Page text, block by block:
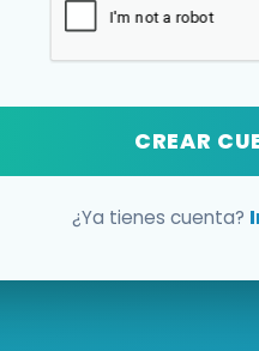
CREAR
¿Ya tienes cuenta?